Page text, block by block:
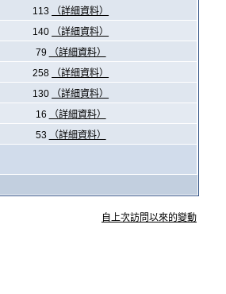
113
（詳細資料）
140
（詳細資料）
79
（詳細資料）
258
（詳細資料）
130
（詳細資料）
16
（詳細資料）
53 （詳細資料）
自上次訪問以來的變動